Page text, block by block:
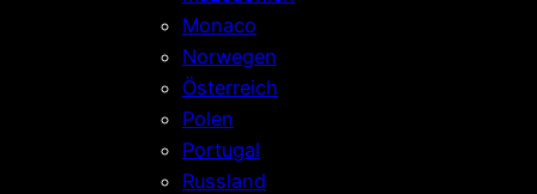
Monaco
Norwegen
Österreich
Polen
Portugal
Russland